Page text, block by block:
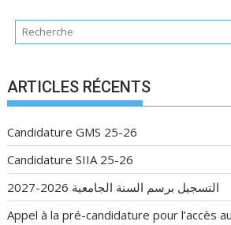
ARTICLES RÉCENTS
Candidature GMS 25-26
Candidature SIIA 25-26
التسجيل برسم السنة الجامعية 2026-2027
Appel à la pré-candidature pour l’accès